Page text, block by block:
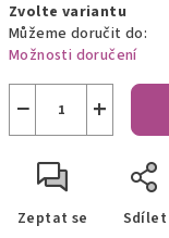
cena:
Zvolte variantu
Můžeme doručit do:
Možnosti doručení
+
−
Zeptat se Sdílet